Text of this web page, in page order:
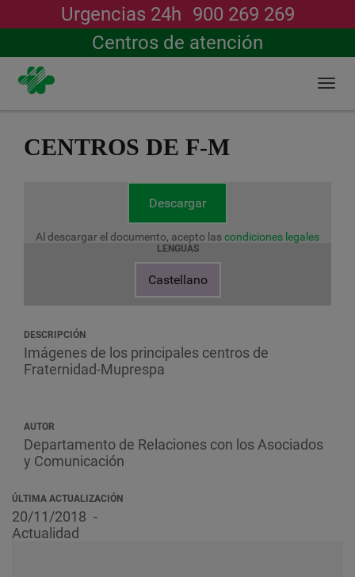
contenido
Urgencias 24h 900 269 269
Centros de atención
Buscar
CENTROS DE F-M
Descargar
Al descargar el documento, acepto lascondiciones legales
LENGUAS
Castellano
DESCRIPCIÓN
Imágenes de los principales centros de
Fraternidad-Muprespa
AUTOR
Departamento de Relaciones con los Asociados
y Comunicación
ÚLTIMA ACTUALIZACIÓN
20/11/2018
Actualidad